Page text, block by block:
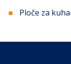
Ploče za